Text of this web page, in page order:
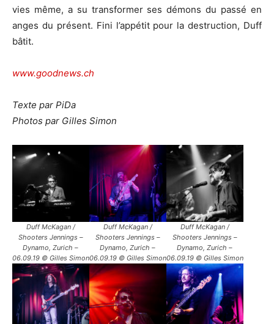
vies même, a su transformer ses démons du passé en
anges du présent. Fini l’appétit pour la destruction, Duff
bâtit.
www.goodnews.ch
Texte par PiDa
Photos par Gilles Simon
Duff McKagan /
Shooters Jennings –
Dynamo, Zurich –
06.09.19 © Gilles Simon
Duff McKagan /
Shooters Jennings –
Dynamo, Zurich –
06.09.19 © Gilles Simon
Duff McKagan /
Shooters Jennings –
Dynamo, Zurich –
06.09.19 © Gilles Simon